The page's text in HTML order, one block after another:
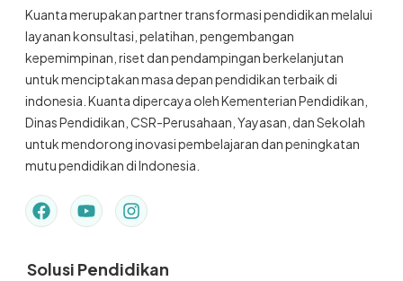
Kuanta merupakan partner transformasi pendidikan melalui
layanan konsultasi, pelatihan, pengembangan
kepemimpinan, riset dan pendampingan berkelanjutan
untuk menciptakan masa depan pendidikan terbaik di
indonesia. Kuanta dipercaya oleh Kementerian Pendidikan,
Dinas Pendidikan, CSR-Perusahaan, Yayasan, dan Sekolah
untuk mendorong inovasi pembelajaran dan peningkatan
mutu pendidikan di Indonesia.
Solusi Pendidikan